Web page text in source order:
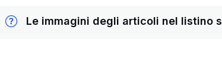
Le immagini degli articoli nel listino